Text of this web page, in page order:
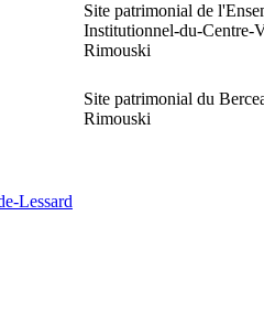
Site patrimonial de
Institutionnel-du-Centre-
Rimouski
Site patrimonial du
Rimouski
Lessard